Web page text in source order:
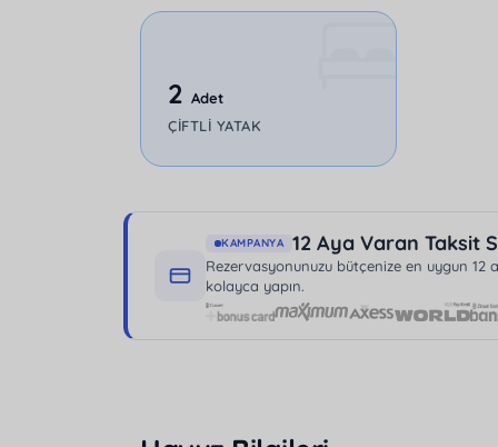
Villalar kategorisinde yer alan bu villa,
artırmak için düşünülmüştür.
2 Adet
ÇIFTLI YATAK
KAMPANYA 12 Aya Varan Taksit
Rezervasyonunuzu bütçenize en uygun
kolayca yapın.